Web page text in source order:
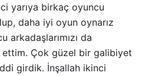
yarıya birkaç oyuncu
daha iyi oyun oynarız
arkadaşlarımızı da
ettim. Çok güzel bir galibiyet
girdik. İnşallah ikinci